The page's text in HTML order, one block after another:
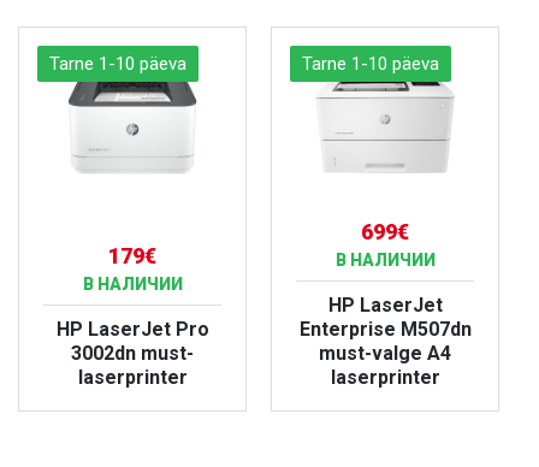
Tarne 1-10 päeva
179€
В НАЛИЧИИ
HP LaserJet Pro
3002dn must-
laserprinter
Tarne 1-10 päeva
699€
В НАЛИЧИИ
HP LaserJet
Enterprise M507dn
must-valge A4
laserprinter